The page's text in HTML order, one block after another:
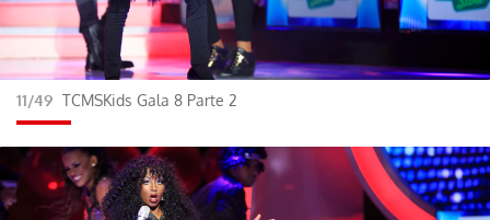
11/49 TCMSKids Gala 8 Parte 2